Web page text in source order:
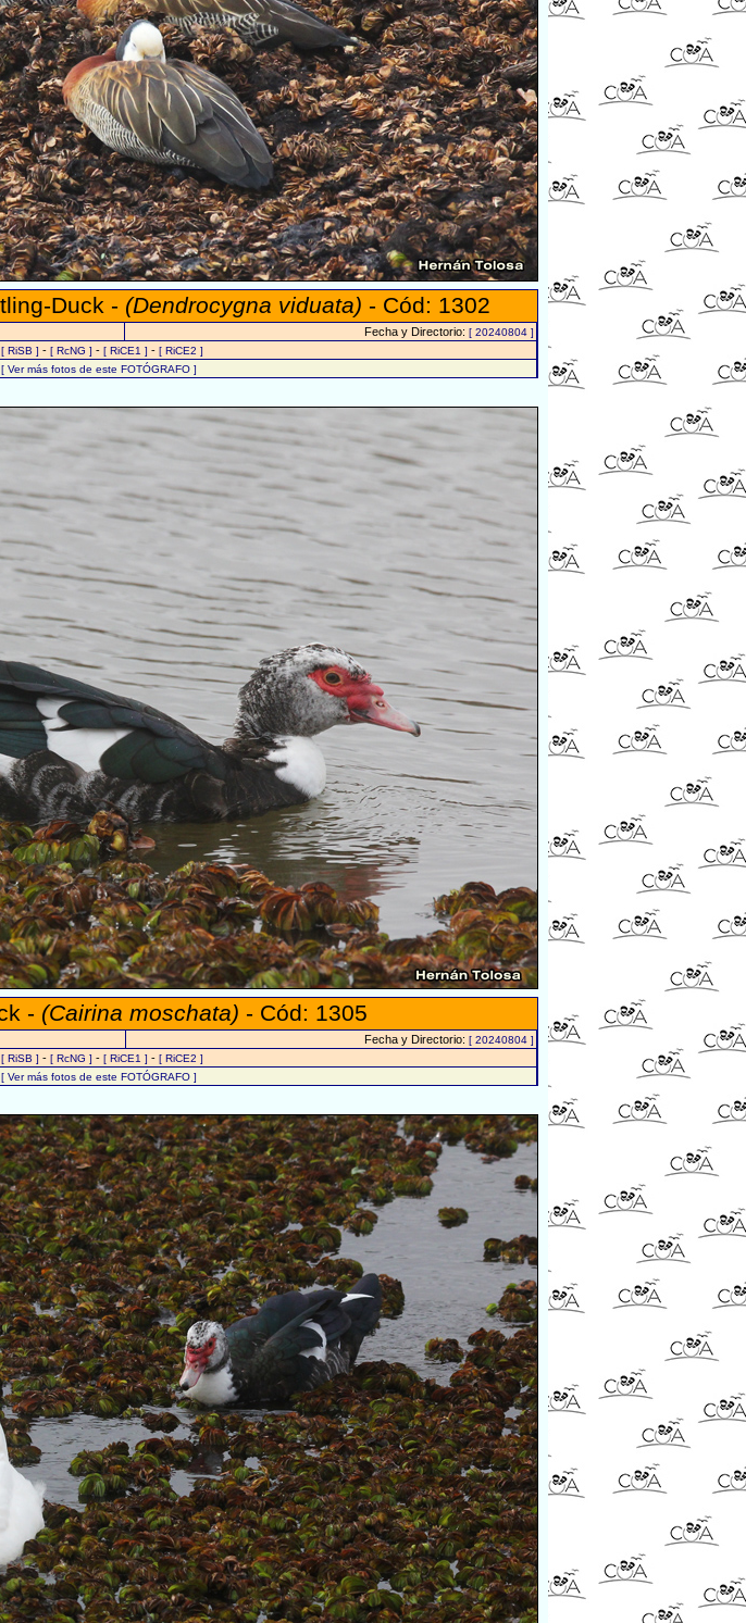
Duck - (Dendrocygna viduata) - Cód: 1302
Fecha y Directorio: [ 20240804 ]
[ RiSB ] - [ RcNG ] - [ RiCE1 ] - [ RiCE2 ]
[ Ver más fotos de este FOTÓGRAFO ]
- (Cairina moschata) - Cód: 1305
Fecha y Directorio: [ 20240804 ]
[ RiSB ] - [ RcNG ] - [ RiCE1 ] - [ RiCE2 ]
[ Ver más fotos de este FOTÓGRAFO ]